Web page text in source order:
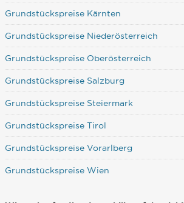
Grundstückspreise Kärnten
Grundstückspreise Niederösterreich
Grundstückspreise Oberösterreich
Grundstückspreise Salzburg
Grundstückspreise Steiermark
Grundstückspreise Tirol
Grundstückspreise Vorarlberg
Grundstückspreise Wien